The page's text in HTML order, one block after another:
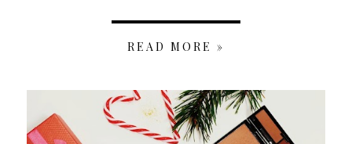
READ MORE »